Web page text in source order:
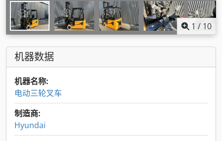
1 / 10
机器数据
机器名称:
电动三轮叉车
制造商:
Hyundai